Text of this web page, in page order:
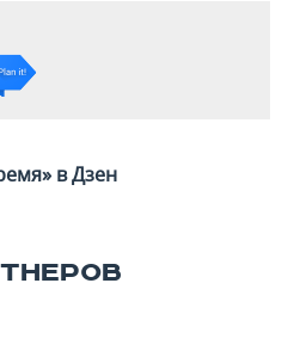
в Дзен